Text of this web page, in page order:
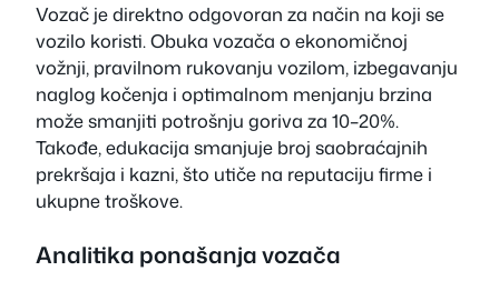
Vozač je direktno odgovoran za način na koji se
vozilo koristi. Obuka vozača o ekonomičnoj
vožnji, pravilnom rukovanju vozilom, izbegavanju
naglog kočenja i optimalnom menjanju brzina
može smanjiti potrošnju goriva za 10–20%.
Takođe, edukacija smanjuje broj saobraćajnih
prekršaja i kazni, što utiče na reputaciju firme i
ukupne troškove.
Analitika ponašanja vozača